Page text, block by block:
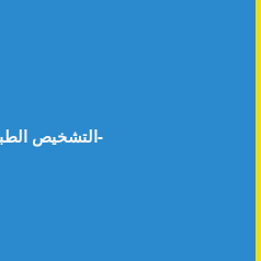
التشخيص الطبي المدعوم بالذكاء الاصطناعي “دراسة تأصيلية في الموثوقية التقنية والأبعاد الأخلاقية والقانونية” -أ.م.د. محمد فهمي رشاد-مصر-